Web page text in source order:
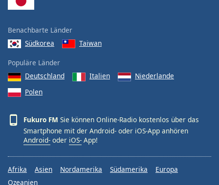
Done
Close
Dialog
End
dialog
Benachbarte Länder
Südkorea
Taiwan
Populäre Länder
Deutschland
Italien
Niederlande
Polen
Fukuro FM Sie können Online-Radio kostenlos über das
Smartphone mit der Android- oder iOS-App anhören
Android- oder iOS- App!
Afrika Asien Nordamerika Südamerika
Europa
Ozeanien